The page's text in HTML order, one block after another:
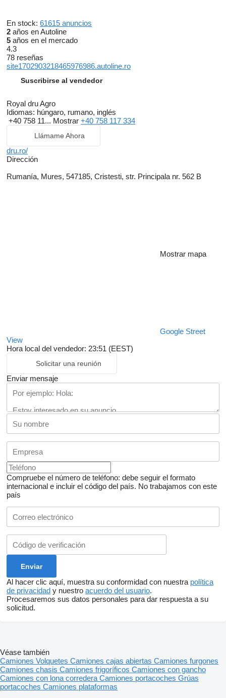
En stock: 61615 anuncios
2 años en Autoline
5 años en el mercado
4.3
78 reseñas
site1702903218465976986.autoline.ro
Suscribirse al vendedor
Royal dru Agro
Idiomas: húngaro, rumano, inglés
+40 758 11... Mostrar +40 758 117 334
Llámame Ahora
dru.ro/
Dirección
Rumanía, Mures, 547185, Cristesti, str. Principala nr. 562 B
Mostrar mapa
Google Street
View
Hora local del vendedor: 23:51 (EEST)
Solicitar una reunión
Enviar mensaje
Compruebe el número de teléfono: debe seguir el formato
internacional e incluir el código del país. No trabajamos con este
país
Al hacer clic aquí, muestra su conformidad con nuestra política
de privacidad y nuestro acuerdo del usuario.
Procesaremos sus datos personales para dar respuesta a su
solicitud.
Véase también
Camiones Volquetes Camiones cajas abiertas Camiones furgones
Camiones chasis Camiones frigoríficos Camiones con gancho
Camiones con lona corredera Camiones portacoches Grúas
portacoches Camiones plataformas